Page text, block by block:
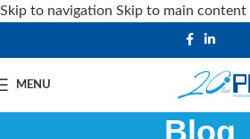
Skip to navigation Skip to main content
MENU
Blog